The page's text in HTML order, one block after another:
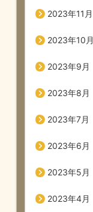
2023年11月
2023年10月
2023年9月
2023年8月
2023年7月
2023年6月
2023年5月
2023年4月